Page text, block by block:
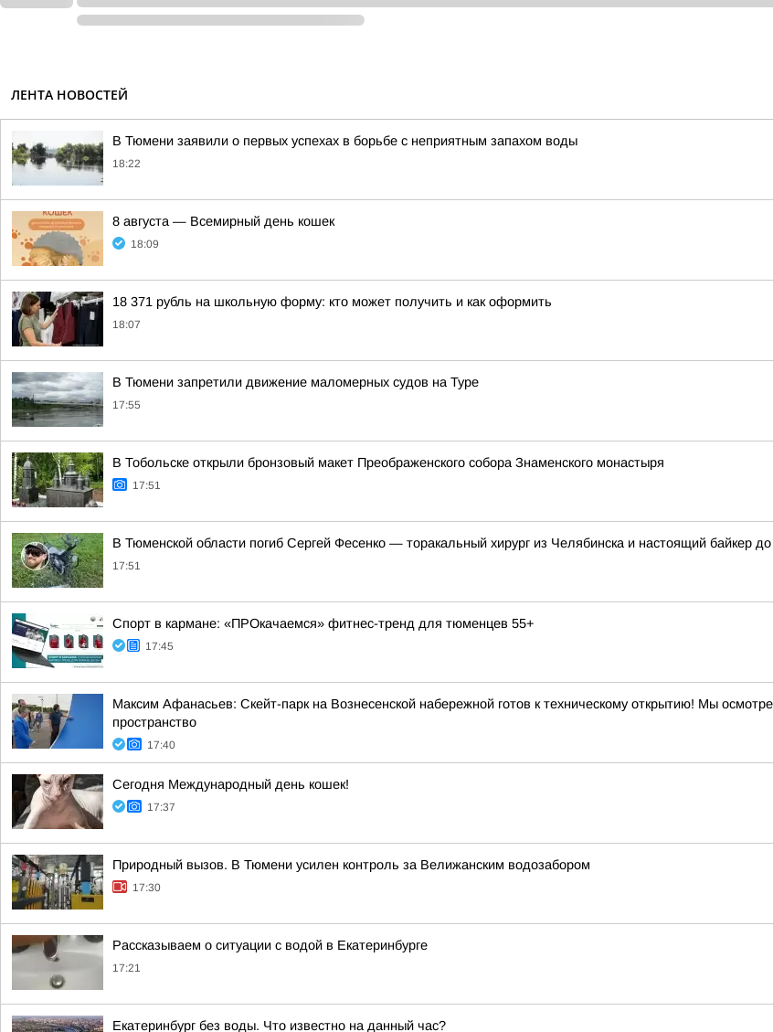
ЛЕНТА НОВОСТЕЙ
В Тюмени заявили о первых успехах в борьбе с неприятным запахом воды
18:22
8 августа — Всемирный день кошек
18:09
18 371 рубль на школьную форму: кто может получить и как оформить
18:07
В Тюмени запретили движение маломерных судов на Туре
17:55
В Тобольске открыли бронзовый макет Преображенского собора Знаменского монастыря
17:51
В Тюменской области погиб Сергей Фесенко — торакальный хирург из Челябинска и настоящий байкер
17:51
Спорт в кармане: «ПРОкачаемся» фитнес-тренд для тюменцев 55+
17:45
Максим Афанасьев: Скейт-парк на Вознесенской набережной готов к техническому открытию! Мы
пространство
17:40
Сегодня Международный день кошек!
17:37
Природный вызов. В Тюмени усилен контроль за Велижанским водозабором
17:30
Рассказываем о ситуации с водой в Екатеринбурге
17:21
Екатеринбург без воды. Что известно на данный час?